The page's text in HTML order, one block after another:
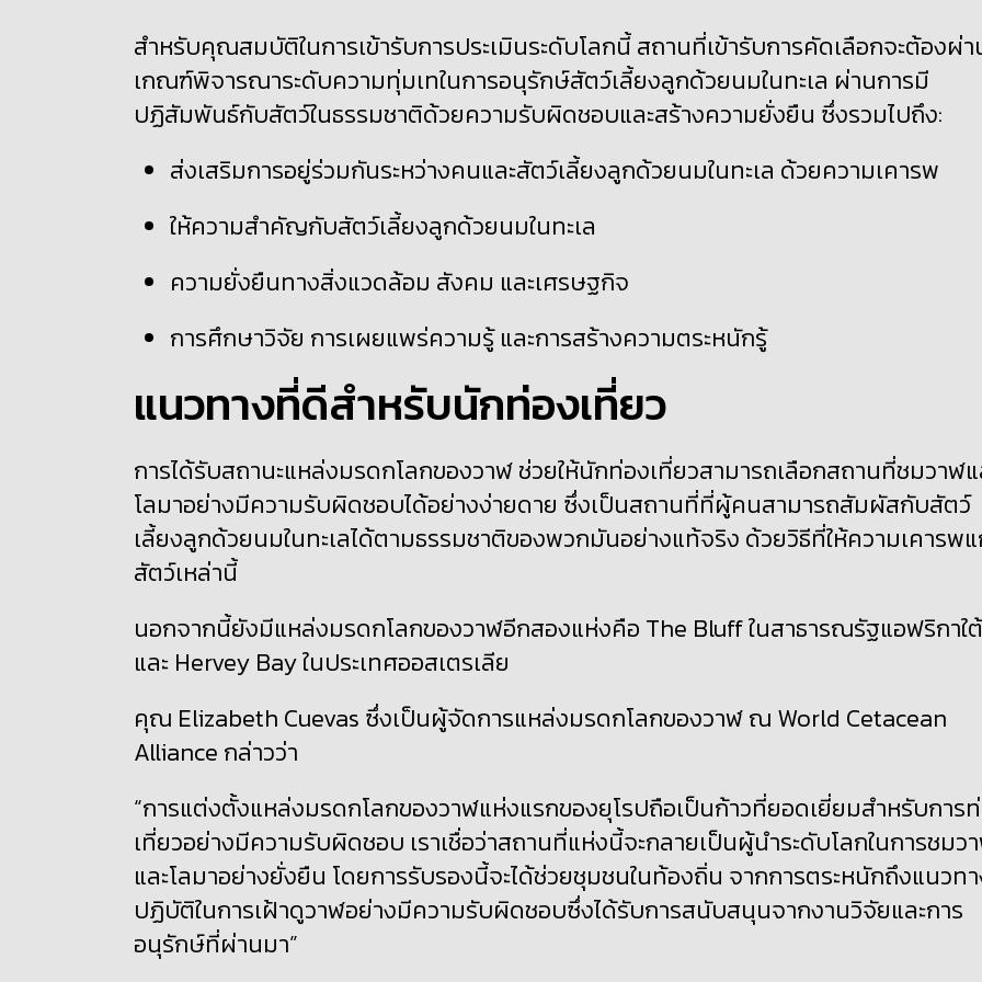
สำหรับคุณสมบัติในการเข้ารับการประเมินระดับโลกนี้ สถานที่เข้ารับการคัดเลือกจะต้องผ่
เกณฑ์พิจารณาระดับความทุ่มเทในการอนุรักษ์สัตว์เลี้ยงลูกด้วยนมในทะเล ผ่านการมี
ปฏิสัมพันธ์กับสัตว์ในธรรมชาติด้วยความรับผิดชอบและสร้างความยั่งยืน ซึ่งรวมไปถึง:
ส่งเสริมการอยู่ร่วมกันระหว่างคนและสัตว์เลี้ยงลูกด้วยนมในทะเล ด้วยความเคารพ
ให้ความสำคัญกับสัตว์เลี้ยงลูกด้วยนมในทะเล
ความยั่งยืนทางสิ่งแวดล้อม สังคม และเศรษฐกิจ
การศึกษาวิจัย การเผยแพร่ความรู้ และการสร้างความตระหนักรู้
แนวทางที่ดีสำหรับนักท่องเที่ยว
การได้รับสถานะแหล่งมรดกโลกของวาฬ ช่วยให้นักท่องเที่ยวสามารถเลือกสถานที่ชมวาฬแ
โลมาอย่างมีความรับผิดชอบได้อย่างง่ายดาย ซึ่งเป็นสถานที่ที่ผู้คนสามารถสัมผัสกับสัตว์
เลี้ยงลูกด้วยนมในทะเลได้ตามธรรมชาติของพวกมันอย่างแท้จริง ด้วยวิธีที่ให้ความเคารพ
สัตว์เหล่านี้
นอกจากนี้ยังมีแหล่งมรดกโลกของวาฬอีกสองแห่งคือ The Bluffในสาธารณรัฐแอฟริกาใต้
และ Hervey Bayในประเทศออสเตรเลีย
คุณ Elizabeth Cuevas ซึ่งเป็นผู้จัดการแหล่งมรดกโลกของวาฬ ณ World Cetacean
Alliance กล่าวว่า
“การแต่งตั้งแหล่งมรดกโลกของวาฬแห่งแรกของยุโรปถือเป็นก้าวที่ยอดเยี่ยมสำหรับการ
เที่ยวอย่างมีความรับผิดชอบ เราเชื่อว่าสถานที่แห่งนี้จะกลายเป็นผู้นำระดับโลกในการชมว
และโลมาอย่างยั่งยืน โดยการรับรองนี้จะได้ช่วยชุมชนในท้องถิ่น จากการตระหนักถึงแนวท
ปฏิบัติในการเฝ้าดูวาฬอย่างมีความรับผิดชอบซึ่งได้รับการสนับสนุนจากงานวิจัยและการ
อนุรักษ์ที่ผ่านมา”